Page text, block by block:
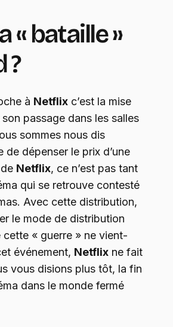
« bataille »
?
à Netflix c’est la mise
passage dans les salles
sommes nous dis
de dépenser le prix d’une
Netflix, ce n’est pas tant
qui se retrouve contesté
Avec cette distribution,
le mode de distribution
cette « guerre » ne vient-
événement, Netflix ne fait
vous disions plus tôt, la fin
dans le monde fermé